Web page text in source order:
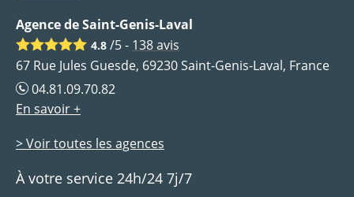
Agence de Saint-Genis-Laval
4.8 /5 - 138avis
67 Rue Jules Guesde, 69230 Saint-Genis-Laval, France
04.81.09.70.82
En savoir +
> Voir toutes les agences
À votre service 24h/24 7j/7